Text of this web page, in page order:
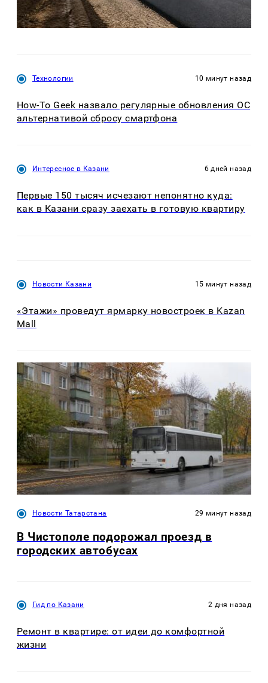
Технологии 10 минут назад
How-To Geek назвало регулярные обновления ОС
альтернативой сбросу смартфона
Интересное в Казани 6 дней назад
Первые 150 тысяч исчезают непонятно куда:
как в Казани сразу заехать в готовую квартиру
Новости Казани 15 минут назад
«Этажи» проведут ярмарку новостроек в Kazan
Mall
Новости Татарстана 29 минут назад
В Чистополе подорожал проезд в
городских автобусах
Гид по Казани 2 дня назад
Ремонт в квартире: от идеи до комфортной
жизни